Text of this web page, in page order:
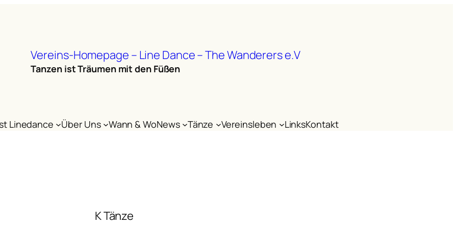
Vereins-Homepage – Line Dance – The Wanderers e.V
Tanzen ist Träumen mit den Füßen
Linedance Über Uns Wann & WoNews Tänze Vereinsleben LinksKontakt
K Tänze